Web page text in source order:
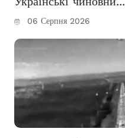
06 Серпня 2026